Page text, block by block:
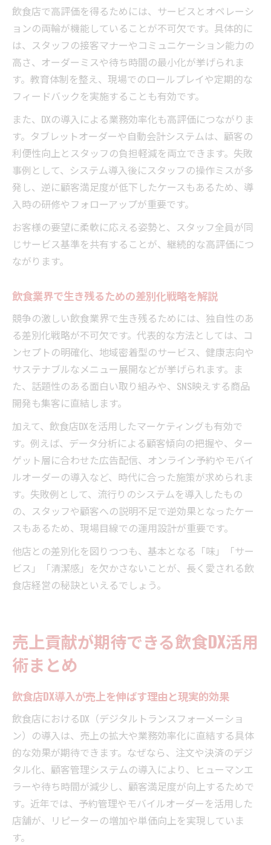
飲食店で高評価を得るためには、サービスとオペレーシ
ョンの両輪が機能していることが不可欠です。具体的に
は、スタッフの接客マナーやコミュニケーション能力の
高さ、オーダーミスや待ち時間の最小化が挙げられま
す。教育体制を整え、現場でのロールプレイや定期的な
フィードバックを実施することも有効です。
また、DXの導入による業務効率化も高評価につながりま
す。タブレットオーダーや自動会計システムは、顧客の
利便性向上とスタッフの負担軽減を両立できます。失敗
事例として、システム導入後にスタッフの操作ミスが多
発し、逆に顧客満足度が低下したケースもあるため、導
入時の研修やフォローアップが重要です。
お客様の要望に柔軟に応える姿勢と、スタッフ全員が同
じサービス基準を共有することが、継続的な高評価につ
ながります。
飲食業界で生き残るための差別化戦略を解説
競争の激しい飲食業界で生き残るためには、独自性のあ
る差別化戦略が不可欠です。代表的な方法としては、コ
ンセプトの明確化、地域密着型のサービス、健康志向や
サステナブルなメニュー展開などが挙げられます。ま
た、話題性のある面白い取り組みや、SNS映えする商品
開発も集客に直結します。
加えて、飲食店DXを活用したマーケティングも有効で
す。例えば、データ分析による顧客傾向の把握や、ター
ゲット層に合わせた広告配信、オンライン予約やモバイ
ルオーダーの導入など、時代に合った施策が求められま
す。失敗例として、流行りのシステムを導入したもの
の、スタッフや顧客への説明不足で逆効果となったケー
スもあるため、現場目線での運用設計が重要です。
他店との差別化を図りつつも、基本となる「味」「サー
ビス」「清潔感」を欠かさないことが、長く愛される飲
食店経営の秘訣といえるでしょう。
売上貢献が期待できる飲食DX活用
術まとめ
飲食店DX導入が売上を伸ばす理由と現実的効果
飲食店におけるDX（デジタルトランスフォーメーショ
ン）の導入は、売上の拡大や業務効率化に直結する具体
的な効果が期待できます。なぜなら、注文や決済のデジ
タル化、顧客管理システムの導入により、ヒューマンエ
ラーや待ち時間が減少し、顧客満足度が向上するためで
す。近年では、予約管理やモバイルオーダーを活用した
店舗が、リピーターの増加や単価向上を実現していま
す。